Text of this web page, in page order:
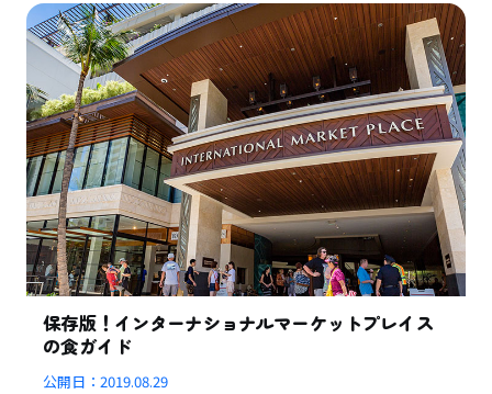
保存版！インターナショナルマーケットプレイス
の食ガイド
公開日：2019.08.29